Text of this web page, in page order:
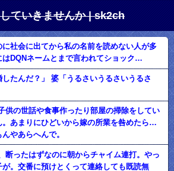
ていきませんか | sk2ch
社会に出てから私の名前を読めない人が多
はDQNネームとまで言われてショック…
たんだ？」 婆「うるさいうるさいうるさ
供の世話や食事作ったり部屋の掃除をしてい
。あまりにひどいから嫁の所業を咎めたら…
やあらへんで。
断ったはずなのに朝からチャイム連打。やっ
。交番に預けとくって連絡しても既読無